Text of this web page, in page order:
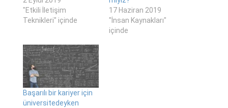
"Etkili İletişim
Teknikleri" içinde
17 Haziran 2019
"İnsan Kaynakları"
içinde
Başarılı bir kariyer için
üniversitedeyken